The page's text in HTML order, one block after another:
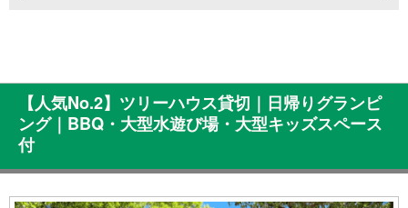
【人気No.2】ツリーハウス貸切｜日帰りグランピ
ング｜BBQ・大型水遊び場・大型キッズスペース
付